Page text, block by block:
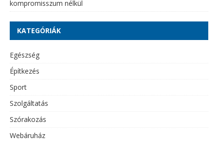
kompromisszum nélkül
KATEGÓRIÁK
Egészség
Építkezés
Sport
Szolgáltatás
Szórakozás
Webáruház